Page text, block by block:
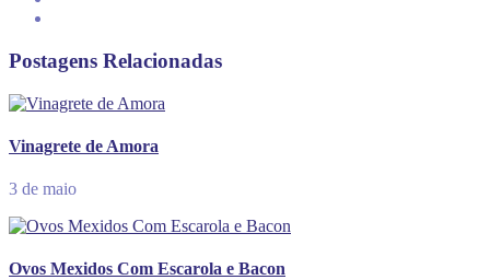
Postagens Relacionadas
Vinagrete de Amora
3 de maio
Ovos Mexidos Com Escarola e Bacon